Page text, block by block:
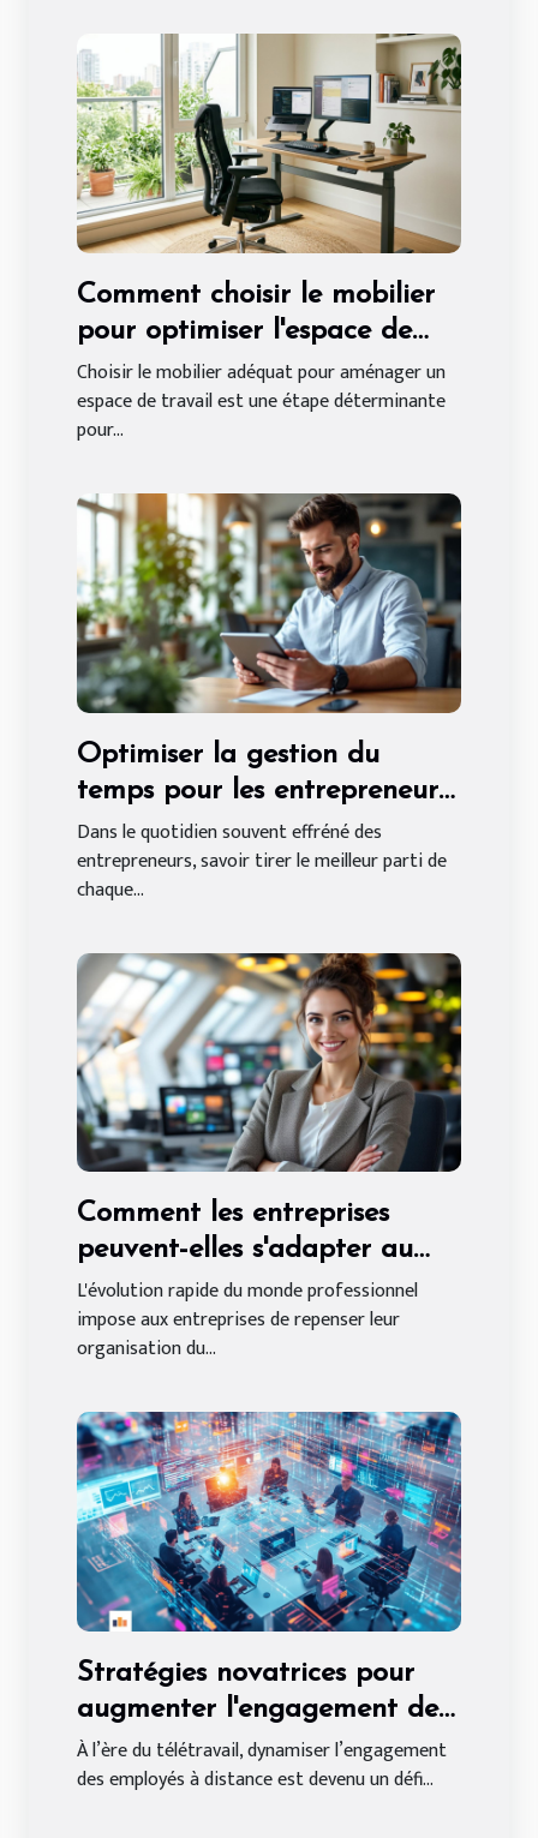
Comment choisir le mobilier
pour optimiser l'espace de
travail ?
Choisir le mobilier adéquat pour aménager un
espace de travail est une étape déterminante
pour...
Optimiser la gestion du
temps pour les entrepreneurs
: méthodes et avantages
Dans le quotidien souvent effréné des
entrepreneurs, savoir tirer le meilleur parti de
chaque...
Comment les entreprises
peuvent-elles s'adapter au
travail hybride en 2025 ?
L'évolution rapide du monde professionnel
impose aux entreprises de repenser leur
organisation du...
Stratégies novatrices pour
augmenter l'engagement des
employés à distance
À l’ère du télétravail, dynamiser l’engagement
des employés à distance est devenu un défi...